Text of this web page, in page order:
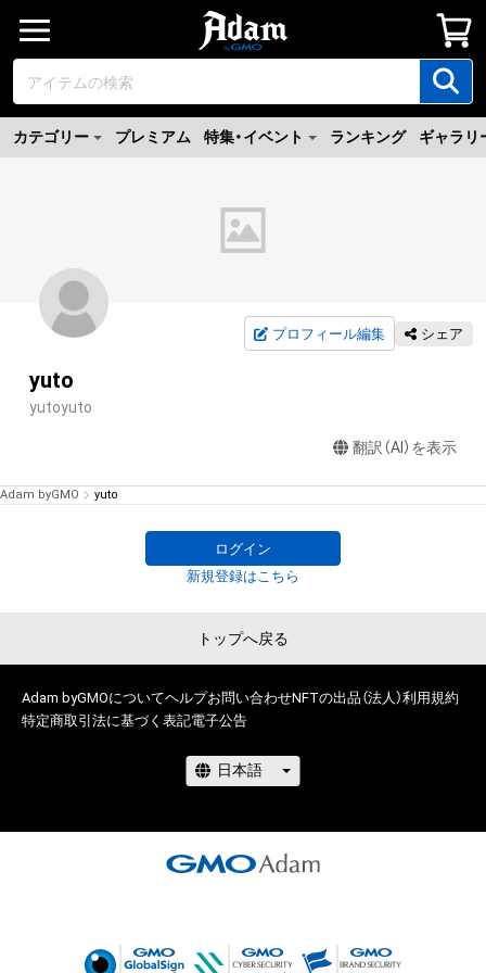
カテゴリー プレミアム 特集・イベント ランキング ギャラリ
プロフィール編集 シェア
yuto
yutoyuto
翻訳（AI）を表示
Adam byGMO yuto
ログイン
新規登録はこちら
トップへ戻る
Adam byGMOについてヘルプお問い合わせNFTの出品（法人）利用規約
特定商取引法に基づく表記電子公告